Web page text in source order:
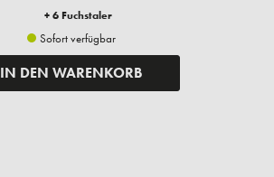
+ 6 Fuchstaler
Sofort verfügbar
IN DEN WARENKORB